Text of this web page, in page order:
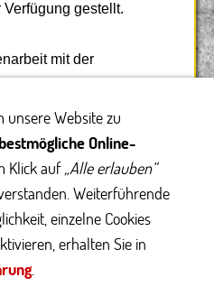
gestellt.
mit der
kommen dann
- und auf Wunsch steht
in unserer
unsere Website zu
bestmögliche Online-
Klick auf„Alle erlauben“
Weiterführende
einzelne Cookies
erhalten Sie in